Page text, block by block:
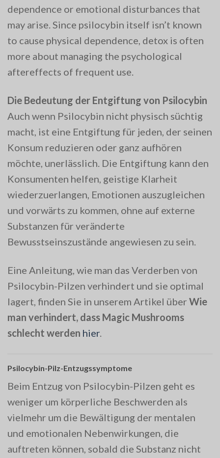
dependence or emotional disturbances that
may arise. Since psilocybin itself isn’t known
to cause physical dependence, detox is often
more about managing the psychological
aftereffects of frequent use.
Die Bedeutung der Entgiftung von Psilocybin
Auch wenn Psilocybin nicht physisch süchtig
macht, ist eine Entgiftung für jeden, der seinen
Konsum reduzieren oder ganz aufhören
möchte, unerlässlich. Die Entgiftung kann den
Konsumenten helfen, geistige Klarheit
wiederzuerlangen, Emotionen auszugleichen
und vorwärts zu kommen, ohne auf externe
Substanzen für veränderte
Bewusstseinszustände angewiesen zu sein.
Eine Anleitung, wie man das Verderben von
Psilocybin-Pilzen verhindert und sie optimal
lagert, finden Sie in unserem Artikel über Wie
man verhindert, dass Magic Mushrooms
schlecht werden hier.
Psilocybin-Pilz-Entzugssymptome
Beim Entzug von Psilocybin-Pilzen geht es
weniger um körperliche Beschwerden als
vielmehr um die Bewältigung der mentalen
und emotionalen Nebenwirkungen, die
auftreten können, sobald die Substanz nicht